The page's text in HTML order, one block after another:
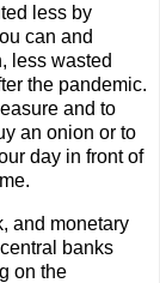
less by
can and
less wasted
the pandemic.
and to
an onion or to
day in front of
and monetary
banks
on the